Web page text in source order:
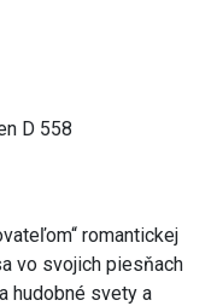
D 558
romantickej
vo svojich piesňach
hudobné svety a